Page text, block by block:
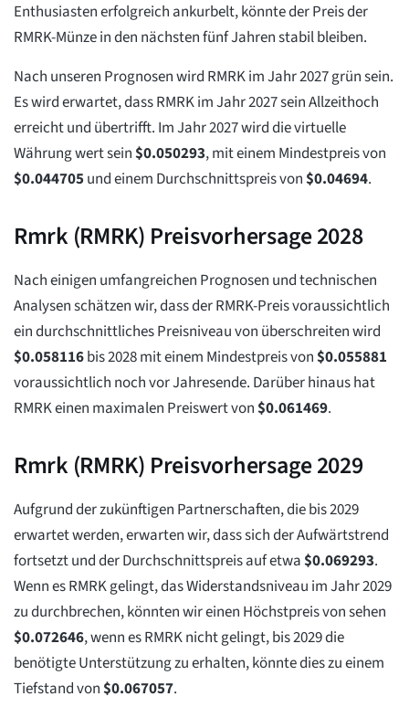
Enthusiasten erfolgreich ankurbelt, könnte der Preis der
RMRK-Münze in den nächsten fünf Jahren stabil bleiben.
Nach unseren Prognosen wird RMRK im Jahr 2027 grün sein.
Es wird erwartet, dass RMRK im Jahr 2027 sein Allzeithoch
erreicht und übertrifft. Im Jahr 2027 wird die virtuelle
Währung wert sein$0.050293, mit einem Mindestpreis von
$0.044705und einem Durchschnittspreis von$0.04694.
Rmrk (RMRK) Preisvorhersage 2028
Nach einigen umfangreichen Prognosen und technischen
Analysen schätzen wir, dass der RMRK-Preis voraussichtlich
ein durchschnittliches Preisniveau von überschreiten wird
$0.058116bis 2028 mit einem Mindestpreis von$0.055881
voraussichtlich noch vor Jahresende. Darüber hinaus hat
RMRK einen maximalen Preiswert von$0.061469.
Rmrk (RMRK) Preisvorhersage 2029
Aufgrund der zukünftigen Partnerschaften, die bis 2029
erwartet werden, erwarten wir, dass sich der Aufwärtstrend
fortsetzt und der Durchschnittspreis auf etwa$0.069293.
Wenn es RMRK gelingt, das Widerstandsniveau im Jahr 2029
zu durchbrechen, könnten wir einen Höchstpreis von sehen
$0.072646, wenn es RMRK nicht gelingt, bis 2029 die
benötigte Unterstützung zu erhalten, könnte dies zu einem
Tiefstand von$0.067057.